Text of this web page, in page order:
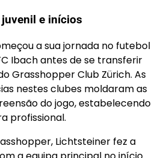
e inícios
a sua jornada no futebol
Ibach antes de se transferir
Grasshopper Club Zürich. As
nestes clubes moldaram as
do jogo, estabelecendo
profissional.
Lichtsteiner fez a